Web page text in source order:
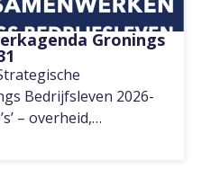
Gronings
Bedrijfsleven 2026-
– overheid,…